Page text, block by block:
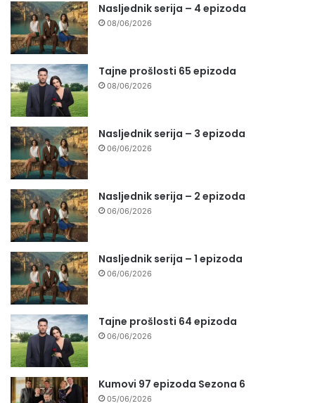
Nasljednik serija – 4 epizoda
08/06/2026
Tajne prošlosti 65 epizoda
08/06/2026
Nasljednik serija – 3 epizoda
06/06/2026
Nasljednik serija – 2 epizoda
06/06/2026
Nasljednik serija – 1 epizoda
06/06/2026
Tajne prošlosti 64 epizoda
06/06/2026
Kumovi 97 epizoda Sezona 6
05/06/2026